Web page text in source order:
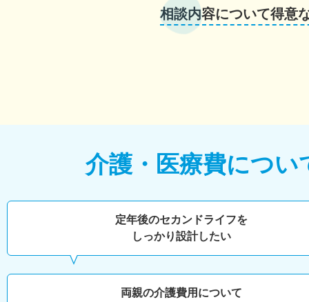
相談内容について得意
介護・医療費につい
定年後のセカンドライフを
しっかり設計したい
両親の介護費用について